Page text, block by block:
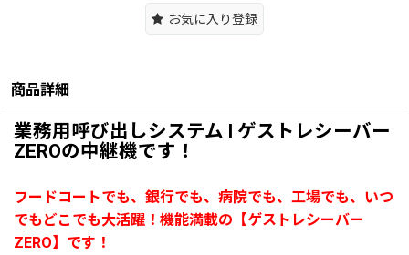
お気に入り登録
商品詳細
業務用呼び出しシステム l ゲストレシーバー
ZEROの中継機です！
フードコートでも、銀行でも、病院でも、工場でも、いつ
でもどこでも大活躍！機能満載の【ゲストレシーバー
ZERO】です！